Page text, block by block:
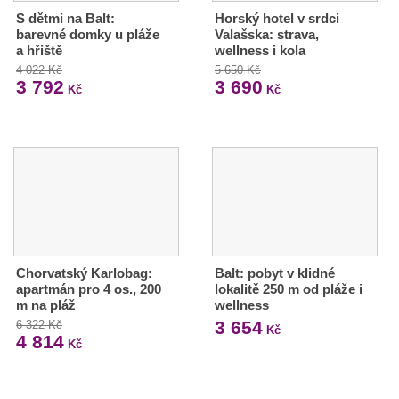
S dětmi na Balt:
barevné domky u pláže
a hřiště
4 022 Kč
3 792 Kč
Horský hotel v srdci
Valašska: strava,
wellness i kola
5 650 Kč
3 690 Kč
Chorvatský Karlobag:
apartmán pro 4 os., 200
m na pláž
6 322 Kč
4 814 Kč
Balt: pobyt v klidné
lokalitě 250 m od pláže i
wellness
3 654Kč